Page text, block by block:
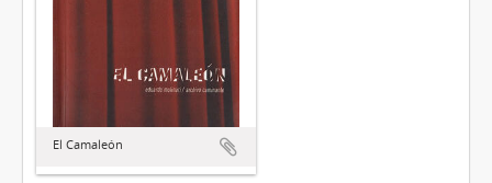
El Camaleón